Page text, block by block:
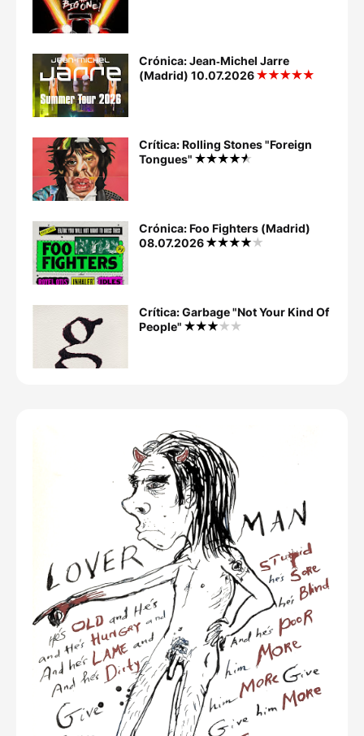
Crónica: Jean‐Michel Jarre
(Madrid) 10.07.2026
Crítica: Rolling Stones "Foreign
Tongues"
Crónica: Foo Fighters (Madrid)
08.07.2026
Crítica: Garbage "Not Your Kind Of
People"